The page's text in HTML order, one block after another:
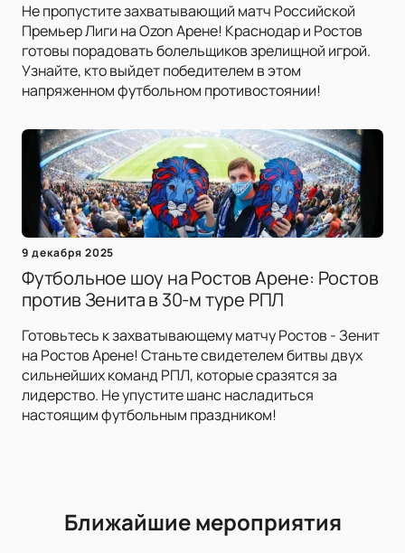
Не пропустите захватывающий матч Российской
Премьер Лиги на Ozon Арене! Краснодар и Ростов
готовы порадовать болельщиков зрелищной игрой.
Узнайте, кто выйдет победителем в этом
напряженном футбольном противостоянии!
9 декабря 2025
Футбольное шоу на Ростов Арене: Ростов
против Зенита в 30-м туре РПЛ
Готовьтесь к захватывающему матчу Ростов - Зенит
на Ростов Арене! Станьте свидетелем битвы двух
сильнейших команд РПЛ, которые сразятся за
лидерство. Не упустите шанс насладиться
настоящим футбольным праздником!
Ближайшие мероприятия